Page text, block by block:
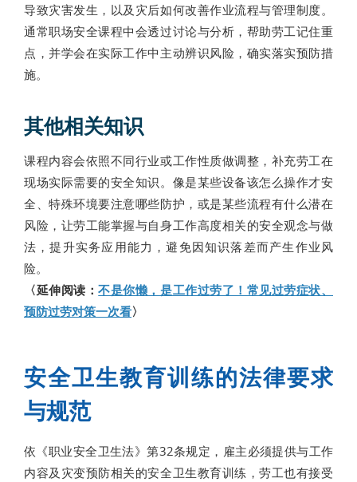
导致灾害发生，以及灾后如何改善作业流程与管理制度。
通常职场安全课程中会透过讨论与分析，帮助劳工记住重
点，并学会在实际工作中主动辨识风险，确实落实预防措
施。
其他相关知识
课程内容会依照不同行业或工作性质做调整，补充劳工在
现场实际需要的安全知识。像是某些设备该怎么操作才安
全、特殊环境要注意哪些防护，或是某些流程有什么潜在
风险，让劳工能掌握与自身工作高度相关的安全观念与做
法，提升实务应用能力，避免因知识落差而产生作业风
险。
〈延伸阅读：不是你懒，是工作过劳了！常见过劳症状、
预防过劳对策一次看〉
安全卫生教育训练的法律要求
与规范
依《职业安全卫生法》第32条规定，雇主必须提供与工作
内容及灾变预防相关的安全卫生教育训练，劳工也有接受